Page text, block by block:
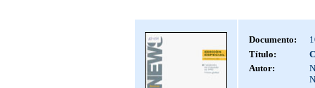
Documento:
Título:
Autor: